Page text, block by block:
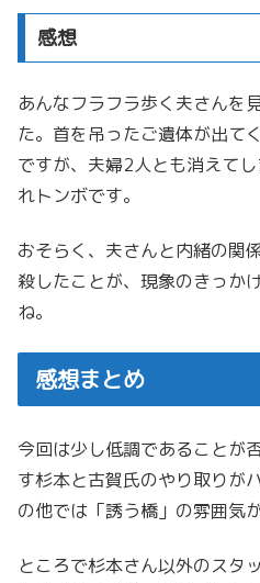
感想
あんなフラフラ歩く夫さんを
た。首を吊ったご遺体が出て
ですが、夫婦2人とも消えて
れトンボです。
おそらく、夫さんと内緒の関
殺したことが、現象のきっか
ね。
感想まとめ
今回は少し低調であることが
す杉本と古賀氏のやり取りが
の他では「誘う橋」の雰囲気
ところで杉本さん以外のスタ